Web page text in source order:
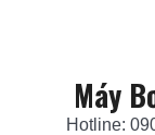
Máy
Hotline: